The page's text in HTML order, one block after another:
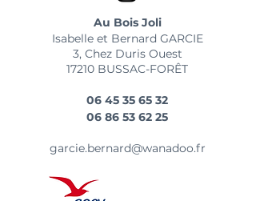
Au Bois Joli
Isabelle et Bernard GARCIE
3, Chez Duris Ouest
17210 BUSSAC-FORÊT
06 45 35 65 32
06 86 53 62 25
garcie.bernard@wanadoo.fr